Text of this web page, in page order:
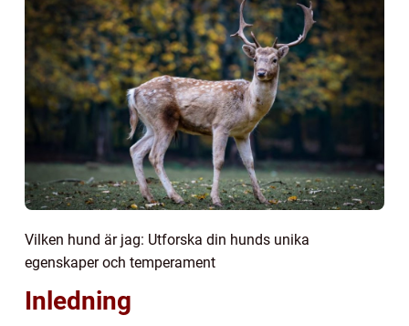
Vilken hund är jag: Utforska din hunds unika
egenskaper och temperament
Inledning